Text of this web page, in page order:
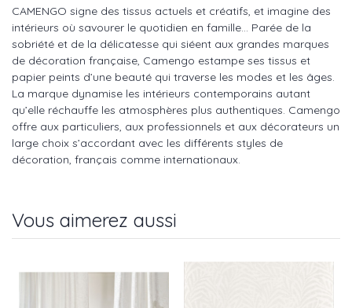
CAMENGO signe des tissus actuels et créatifs, et imagine des
intérieurs où savourer le quotidien en famille… Parée de la
sobriété et de la délicatesse qui siéent aux grandes marques
de décoration française, Camengo estampe ses tissus et
papier peints d’une beauté qui traverse les modes et les âges.
La marque dynamise les intérieurs contemporains autant
qu’elle réchauffe les atmosphères plus authentiques. Camengo
offre aux particuliers, aux professionnels et aux décorateurs un
large choix s’accordant avec les différents styles de
décoration, français comme internationaux.
Vous aimerez aussi